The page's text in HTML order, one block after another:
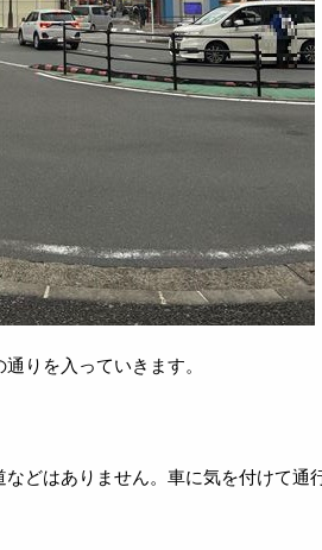
りを入っていきます。
どはありません。車に気を付けて通